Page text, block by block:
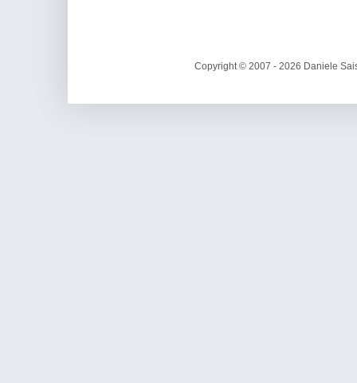
Copyright © 2007 - 2026 Daniele